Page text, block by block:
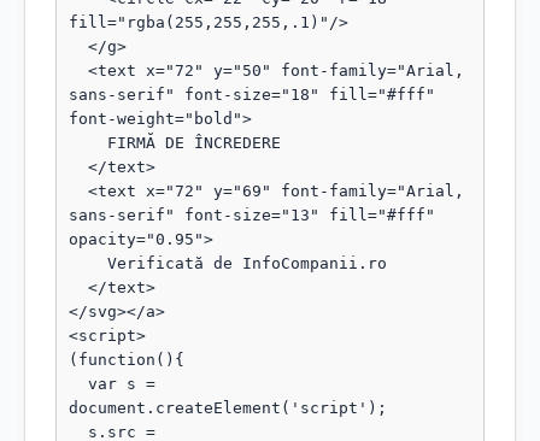
fill="rgba(255,255,255,.1)"/>
sans-serif" font-size="18" fill="#fff"
font-weight="bold">
sans-serif" font-size="13" fill="#fff"
opacity="0.95">
</svg></a>
<script>
(function(){
document.createElement('script');